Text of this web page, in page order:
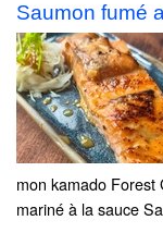
Saumon fumé
mon kamado Forest
mariné à la sauce